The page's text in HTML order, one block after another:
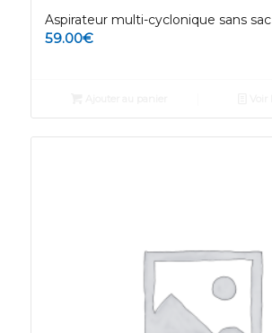
Aspirateur multi-cyclonique sans sac
59.00€